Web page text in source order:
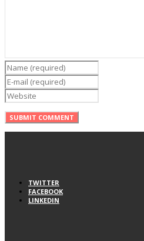
TWITTER
FACEBOOK
LINKEDIN